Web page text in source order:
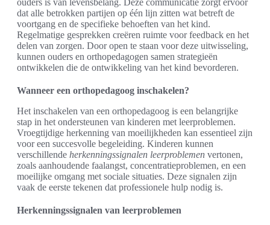
ouders is van levensbelang. Deze communicatie zorgt ervoor
dat alle betrokken partijen op één lijn zitten wat betreft de
voortgang en de specifieke behoeften van het kind.
Regelmatige gesprekken creëren ruimte voor feedback en het
delen van zorgen. Door open te staan voor deze uitwisseling,
kunnen ouders en orthopedagogen samen strategieën
ontwikkelen die de ontwikkeling van het kind bevorderen.
Wanneer een orthopedagoog inschakelen?
Het inschakelen van een orthopedagoog is een belangrijke
stap in het ondersteunen van kinderen met leerproblemen.
Vroegtijdige herkenning van moeilijkheden kan essentieel zijn
voor een succesvolle begeleiding. Kinderen kunnen
verschillende herkenningssignalen leerproblemen vertonen,
zoals aanhoudende faalangst, concentratieproblemen, en een
moeilijke omgang met sociale situaties. Deze signalen zijn
vaak de eerste tekenen dat professionele hulp nodig is.
Herkenningssignalen van leerproblemen